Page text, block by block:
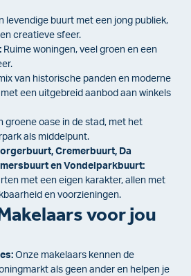
levendige buurt met een jong publiek,
creatieve sfeer.
Ruime woningen, veel groen en een
van historische panden en moderne
een uitgebreid aanbod aan winkels
groene oase in de stad, met het
als middelpunt.
Cremerbuurt, Da
en Vondelparkbuurt:
met een eigen karakter, allen met
en voorzieningen.
voor jou
Onze makelaars kennen de
als geen ander en helpen je